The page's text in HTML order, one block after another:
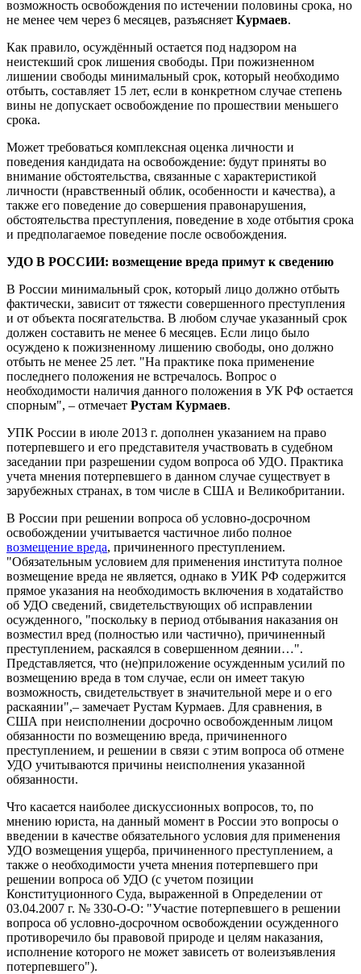
возможность освобождения по истечении половины срока, но
не менее чем через 6 месяцев, разъясняет Курмаев.
Как правило, осуждённый остается под надзором на
неистекший срок лишения свободы. При пожизненном
лишении свободы минимальный срок, который необходимо
отбыть, составляет 15 лет, если в конкретном случае степень
вины не допускает освобождение по прошествии меньшего
срока.
Может требоваться комплексная оценка личности и
поведения кандидата на освобождение: будут приняты во
внимание обстоятельства, связанные с характеристикой
личности (нравственный облик, особенности и качества), а
также его поведение до совершения правонарушения,
обстоятельства преступления, поведение в ходе отбытия срока
и предполагаемое поведение после освобождения.
УДО В РОССИИ: возмещение вреда примут к сведению
В России минимальный срок, который лицо должно отбыть
фактически, зависит от тяжести совершенного преступления
и от объекта посягательства. В любом случае указанный срок
должен составить не менее 6 месяцев. Если лицо было
осуждено к пожизненному лишению свободы, оно должно
отбыть не менее 25 лет. "На практике пока применение
последнего положения не встречалось. Вопрос о
необходимости наличия данного положения в УК РФ остается
спорным", – отмечает Рустам Курмаев.
УПК России в июле 2013 г. дополнен указанием на право
потерпевшего и его представителя участвовать в судебном
заседании при разрешении судом вопроса об УДО. Практика
учета мнения потерпевшего в данном случае существует в
зарубежных странах, в том числе в США и Великобритании.
В России при решении вопроса об условно-досрочном
освобождении учитывается частичное либо полное
возмещение вреда, причиненного преступлением.
"Обязательным условием для применения института полное
возмещение вреда не является, однако в УИК РФ содержится
прямое указания на необходимость включения в ходатайство
об УДО сведений, свидетельствующих об исправлении
осужденного, "поскольку в период отбывания наказания он
возместил вред (полностью или частично), причиненный
преступлением, раскаялся в совершенном деянии…".
Представляется, что (не)приложение осужденным усилий по
возмещению вреда в том случае, если он имеет такую
возможность, свидетельствует в значительной мере и о его
раскаянии",– замечает Рустам Курмаев. Для сравнения, в
США при неисполнении досрочно освобожденным лицом
обязанности по возмещению вреда, причиненного
преступлением, и решении в связи с этим вопроса об отмене
УДО учитываются причины неисполнения указанной
обязанности.
Что касается наиболее дискуссионных вопросов, то, по
мнению юриста, на данный момент в России это вопросы о
введении в качестве обязательного условия для применения
УДО возмещения ущерба, причиненного преступлением, а
также о необходимости учета мнения потерпевшего при
решении вопроса об УДО (с учетом позиции
Конституционного Суда, выраженной в Определении от
03.04.2007 г. № 330-О-О: "Участие потерпевшего в решении
вопроса об условно-досрочном освобождении осужденного
противоречило бы правовой природе и целям наказания,
исполнение которого не может зависеть от волеизъявления
потерпевшего").